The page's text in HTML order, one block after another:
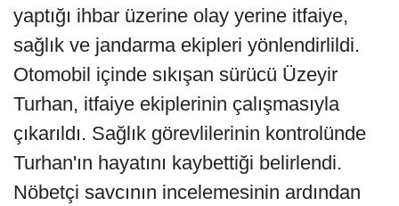
yaptığı ihbar üzerine olay yerine itfaiye,
sağlık ve jandarma ekipleri yönlendirlildi.
Otomobil içinde sıkışan sürücü Üzeyir
Turhan, itfaiye ekiplerinin çalışmasıyla
çıkarıldı. Sağlık görevlilerinin kontrolünde
Turhan'ın hayatını kaybettiği belirlendi.
Nöbetçi savcının incelemesinin ardından